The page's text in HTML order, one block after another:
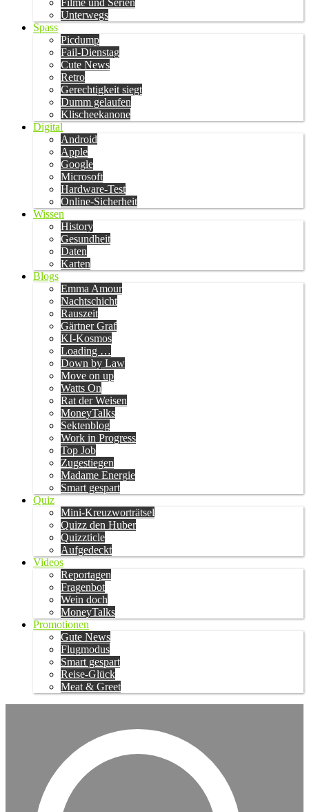
Filme und Serien
Unterwegs
Spass
Picdump
Fail-Dienstag
Cute News
Retro
Gerechtigkeit siegt
Dumm gelaufen
Klischeekanone
Digital
Android
Apple
Google
Microsoft
Hardware-Test
Online-Sicherheit
Wissen
History
Gesundheit
Daten
Karten
Blogs
Emma Amour
Nachtschicht
Rauszeit
Gärtner Graf
KI-Kosmos
Loading …
Down by Law
Move on up
Watts On
Rat der Weisen
MoneyTalks
Sektenblog
Work in Progress
Top Job
Zugestiegen
Madame Energie
Smart gespart
Quiz
Mini-Kreuzworträtsel
Quizz den Huber
Quizzticle
Aufgedeckt
Videos
Reportagen
Fragenbot
Wein doch
MoneyTalks
Promotionen
Gute News
Flugmodus
Smart gespart
Reise-Glück
Meat & Greet